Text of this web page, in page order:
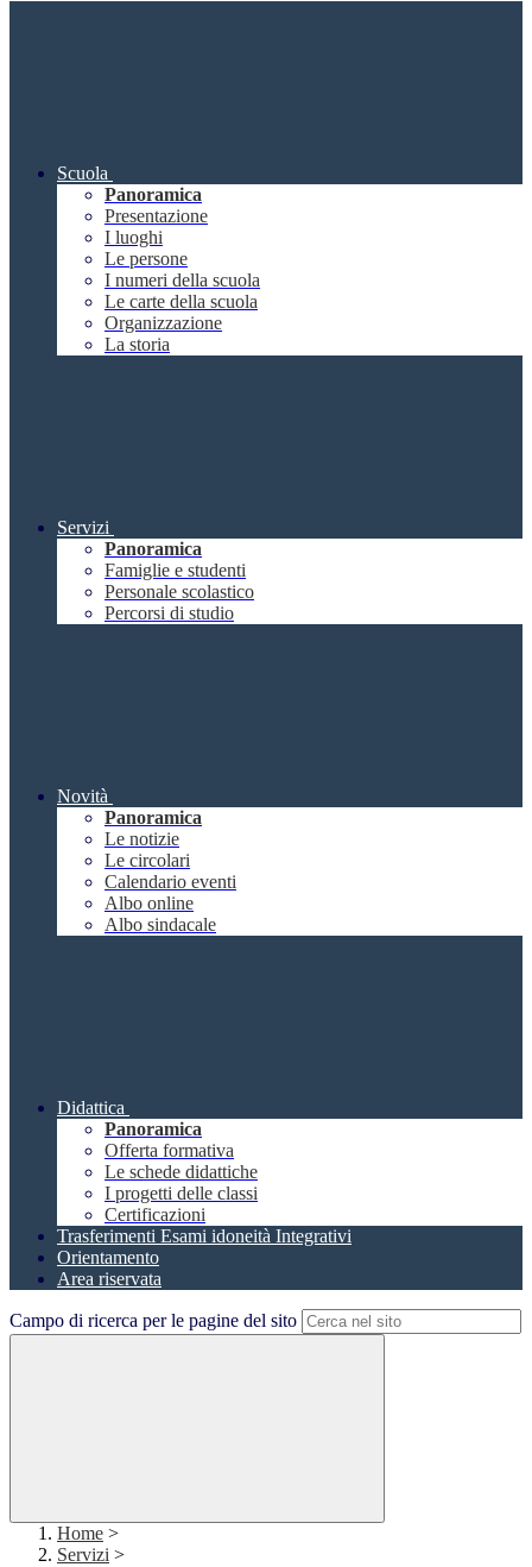
Scuola
Panoramica
Presentazione
I luoghi
Le persone
I numeri della scuola
Le carte della scuola
Organizzazione
La storia
Servizi
Panoramica
Famiglie e studenti
Personale scolastico
Percorsi di studio
Novità
Panoramica
Le notizie
Le circolari
Calendario eventi
Albo online
Albo sindacale
Didattica
Panoramica
Offerta formativa
Le schede didattiche
I progetti delle classi
Certificazioni
Trasferimenti Esami idoneità Integrativi
Orientamento
Area riservata
Campo di ricerca per le pagine del sito
Home >
Servizi >